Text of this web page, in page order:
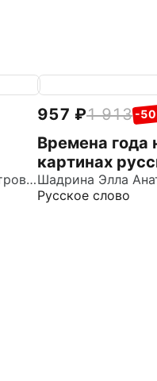
Алексеев Сергей Петрович
957 1 913 -
Времена года
картинах
художников.
Русское слово